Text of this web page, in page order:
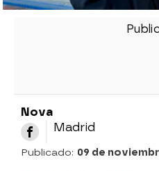
Nova
Madrid
Publicado: 09 de